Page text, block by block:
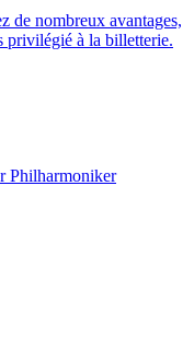
de nombreux avantages,
privilégié à la billetterie.
Philharmoniker